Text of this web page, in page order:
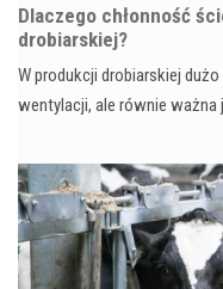
Dlaczego chłonność
drobiarskiej?
W produkcji drobiarskiej
wentylacji, ale równie ważna